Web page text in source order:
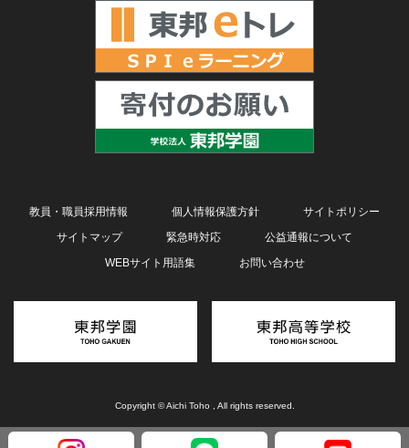
教員・職員採用情報 個人情報保護方針
サイトポリシー
サイトマップ
緊急時対応
公益通報について
WEBサイト用語集
お問い合わせ
Copyright © Aichi Toho , All rights reserved.